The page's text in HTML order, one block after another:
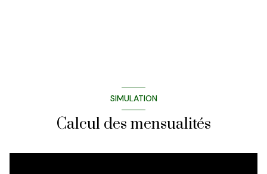
SIMULATION
Calcul des mensualités